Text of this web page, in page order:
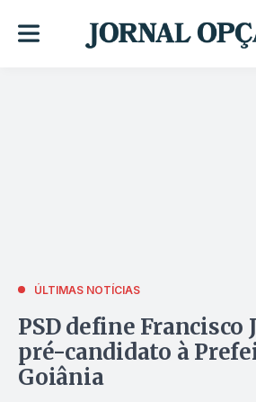
ÚLTIMAS NOTÍCIAS
PSD define Francisco
pré-candidato à
Goiânia